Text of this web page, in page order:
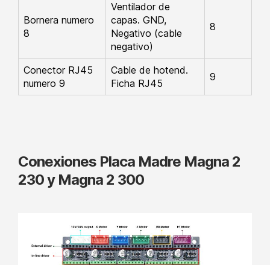
Bornera numero
8
Ventilador de
capas. GND,
Negativo (cable
negativo)
8
Conector RJ45
numero 9
Cable de hotend.
Ficha RJ45
9
Conexiones Placa Madre Magna 2
230 y Magna 2 300